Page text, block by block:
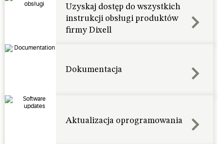
Uzyskaj dostęp do wszystkich
instrukcji obsługi produktów
firmy Dixell
Dokumentacja
Aktualizacja oprogramowania